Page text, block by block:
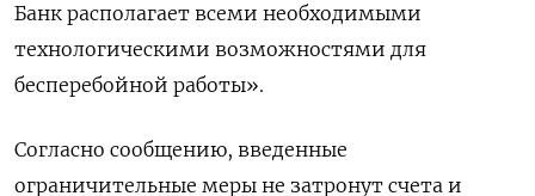
Банк располагает всеми необходимыми
технологическими возможностями для
бесперебойной работы».
Согласно сообщению, введенные
ограничительные меры не затронут счета и